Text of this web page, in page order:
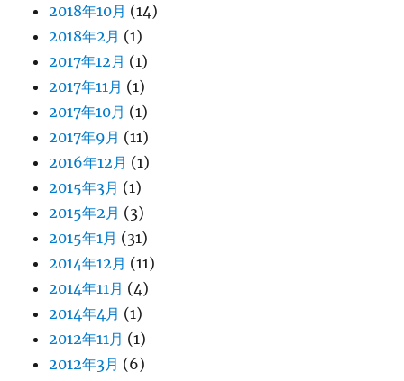
2018年10月 (14)
2018年2月 (1)
2017年12月 (1)
2017年11月 (1)
2017年10月 (1)
2017年9月 (11)
2016年12月 (1)
2015年3月 (1)
2015年2月 (3)
2015年1月 (31)
2014年12月 (11)
2014年11月 (4)
2014年4月 (1)
2012年11月 (1)
2012年3月 (6)